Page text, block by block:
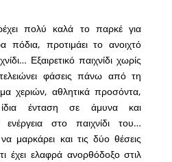
πολύ καλά το παρκέ για
πόδια, προτιμάει το ανοιχτό
Εξαιρετικό παιχνίδι χωρίς
φάσεις πάνω από τη
χεριών, αθλητικά προσόντα,
ένταση σε άμυνα και
στο παιχνίδι του…
μαρκάρει και τις δύο θέσεις
έχει ελαφρά ανορθόδοξο στιλ